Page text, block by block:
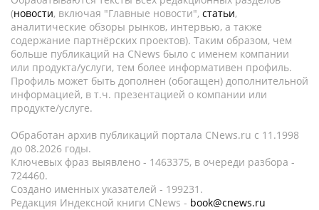
(новости, включая "Главные новости", статьи,
аналитические обзоры рынков, интервью, а также
содержание партнёрских проектов). Таким образом, чем
больше публикаций на CNews было с именем компании
или продукта/услуги, тем более информативен профиль.
Профиль может быть дополнен (обогащен) дополнительной
информацией, в т.ч. презентацией о компании или
продукте/услуге.
Обработан архив публикаций портала CNews.ru c 11.1998
до 08.2026 годы.
Ключевых фраз выявлено - 1463375, в очереди разбора -
724460.
Создано именных указателей - 199231.
Редакция Индексной книги CNews - book@cnews.ru